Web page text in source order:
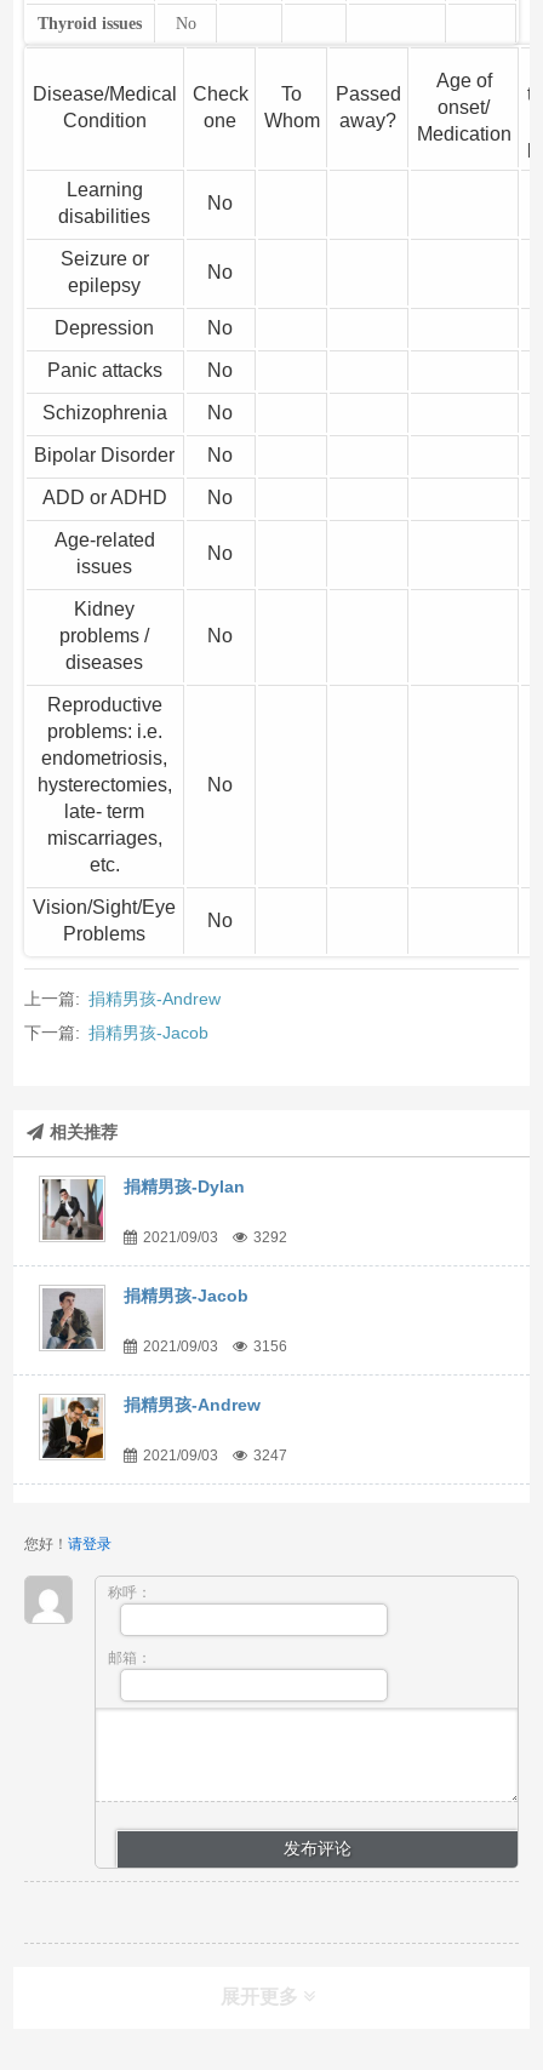
Thyroid issues No
Disease/Medical
Condition
Check
one
To
Whom
Passed
away?
Age of
onset/
Medication
Learning
disabilities
No
Seizure or
epilepsy
No
Depression No
Panic attacks No
Schizophrenia No
Bipolar Disorder No
ADD or ADHD No
Age-related
issues
No
Kidney
problems /
diseases
No
Reproductive
problems: i.e.
endometriosis,
hysterectomies,
late- term
miscarriages,
etc.
No
Vision/Sight/Eye
Problems
No
上一篇: 捐精男孩-Andrew
下一篇: 捐精男孩-Jacob
相关推荐
捐精男孩-Dylan
2021/09/03 3292
捐精男孩-Jacob
2021/09/03 3156
捐精男孩-Andrew
2021/09/03 3247
您好！ 请登录
称呼：
邮箱：
展开更多